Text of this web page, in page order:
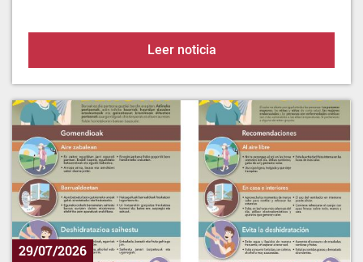
29/07/2026
Protégete del calor